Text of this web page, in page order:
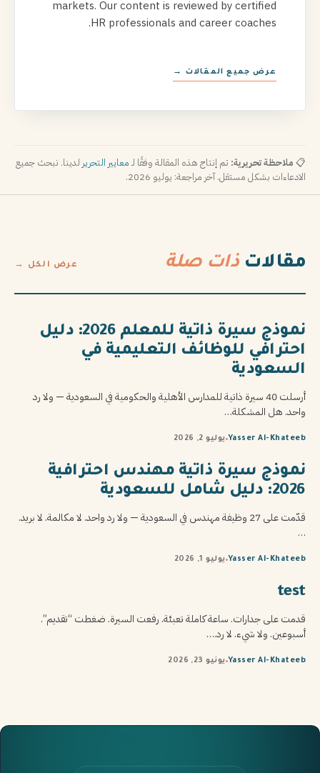
markets. Our content is reviewed by certified
HR professionals and career coaches.
عرض جميع المقالات →
📋 ملاحظة تحريرية: تم إنتاج هذه المقالة وفقًا لـمعايير التحرير لدينا. نبحث جميع
الادعاءات بشكل مستقل. آخر مراجعة: يوليو 2026.
مقالاتذات صلة عرض الكل →
نموذج سيرة ذاتية للمعلم 2026: دليل
احترافي للوظائف التعليمية في
السعودية
أرسلت 40 سيرة ذاتية للمدارس الأهلية والحكومية في السعودية — ولا رد
واحد. هل المشكلة…
Yasser Al-Khateeb يوليو 2, 2026
نموذج سيرة ذاتية مهندس احترافية
2026: دليل شامل للسعودية
قدّمت على 27 وظيفة مهندس في السعودية — ولا رد واحد. لا مكالمة. لا بريد.
…
Yasser Al-Khateeb يوليو 1, 2026
test
قدمت على جدارات. ساعة كاملة تعبئة. رفعت السيرة. ضغطت “تقديم”.
أسبوعين. ولا شيء. لا رد.…
Yasser Al-Khateeb يونيو 23, 2026